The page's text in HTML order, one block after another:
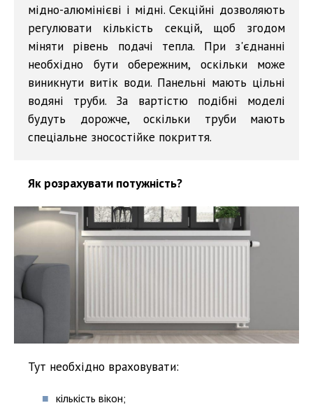
мідно-алюмінієві і мідні. Секційні дозволяють
регулювати кількість секцій, щоб згодом
міняти рівень подачі тепла. При з'єднанні
необхідно бути обережним, оскільки може
виникнути витік води. Панельні мають цільні
водяні труби. За вартістю подібні моделі
будуть дорожче, оскільки труби мають
спеціальне зносостійке покриття.
Як розрахувати потужність?
Тут необхідно враховувати:
кількість вікон;